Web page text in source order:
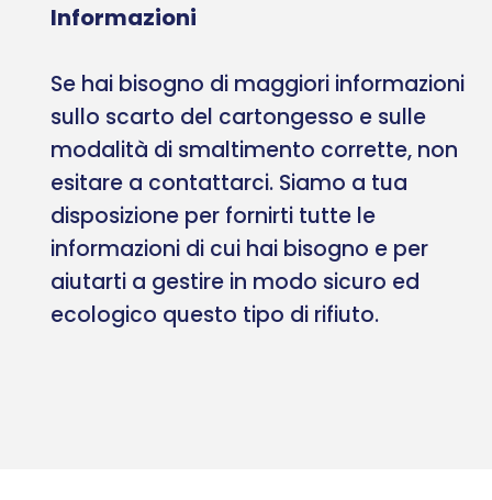
Informazioni
Se hai bisogno di maggiori informazioni
sullo scarto del cartongesso e sulle
modalità di smaltimento corrette, non
esitare a contattarci. Siamo a tua
disposizione per fornirti tutte le
informazioni di cui hai bisogno e per
aiutarti a gestire in modo sicuro ed
ecologico questo tipo di rifiuto.